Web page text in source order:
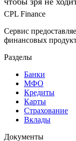
CPL Finance
Сервис
финансовых
Разделы
Банки
МФО
Кредиты
Карты
Страхование
Вклады
Документы